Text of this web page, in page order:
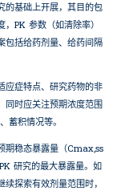
的基础上开展，其目的包
PK 参数（如清除率）
包括给药剂量、给药间隔
应症特点、研究药物的非
同时应关注预期浓度范围
蓄积情况等。
期稳态暴露量（Cmax,ss
研究的最大暴露量。如
探索有效剂量范围时，